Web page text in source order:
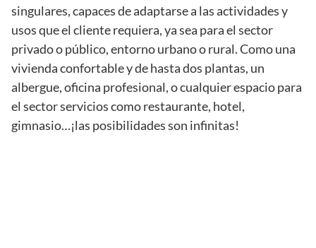
singulares,capaces de adaptarse a las actividades y
usos que el cliente requiera, ya sea para el sector
privado o público, entorno urbano o rural. Como una
vivienda confortable y de hasta dos plantas, un
albergue, oficina profesional, o cualquier espacio para
el sector servicios como restaurante, hotel,
gimnasio…¡las posibilidades son infinitas!